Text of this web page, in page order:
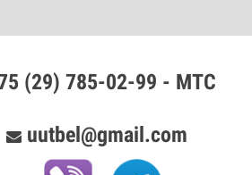
(29) 785-02-99 - МТС
uutbel@gmail.com